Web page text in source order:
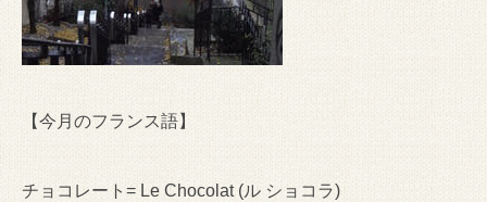
【今月のフランス語】
チョコレート= Le Chocolat (ル ショコラ)